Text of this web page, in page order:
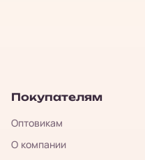
Покупателям
Оптовикам
О компании